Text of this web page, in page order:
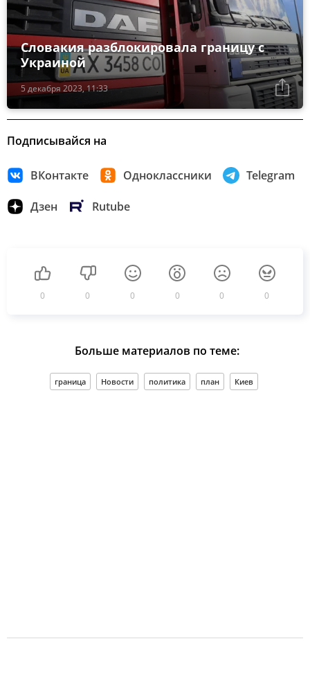
5 декабря 2023, 11:33
Словакия разблокировала границу с
Украиной
Подписывайся на
ВКонтакте Одноклассники Telegram
Дзен Rutube
0 0 0 0 0 0
Больше материалов по теме:
граница Новости политика план Киев